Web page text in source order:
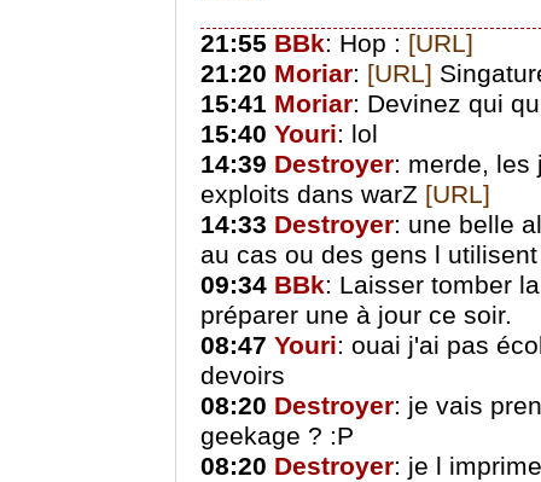
21:55 BBk: Hop : [URL]
21:20 Moriar: [URL]
15:41 Moriar: Devinez qui
15:40 Youri: lol
14:39 Destroyer: merde, les
exploits dans warZ [URL]
14:33 Destroyer: une belle
au cas ou des gens l
09:34 BBk: Laisser tomber
préparer une à jour ce soir.
08:47 Youri: ouai j'ai pas
devoirs
08:20 Destroyer: je vais
geekage ? :P
08:20 Destroyer: je l